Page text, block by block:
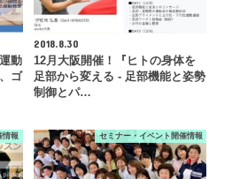
動
ゴ
2018.8.30
12月大阪開催！『ヒトの身体を
足部から変える - 足部機能と姿勢
制御とパ…
情報 セミナー・イベント開催情報